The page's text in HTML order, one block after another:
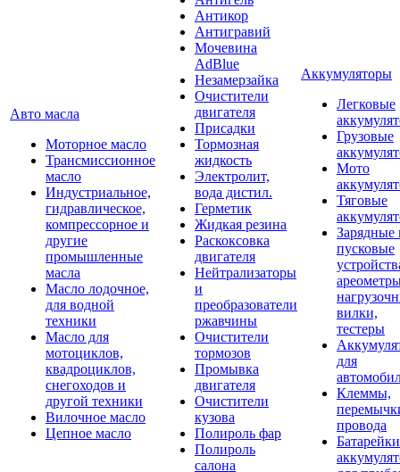
Авто масла
Моторное масло
Трансмиссионное
масло
Индустриальное,
гидравлическое,
компрессорное и
другие
промышленные
масла
Масло лодочное,
для водной
техники
Масло для
мотоциклов,
квадроциклов,
снегоходов и
другой техники
Вилочное масло
Цепное масло
Антикор
Антигравий
Мочевина
AdBlue
Незамерзайка
Очистители
двигателя
Присадки
Тормозная
жидкость
Электролит,
вода дистил.
Герметик
Жидкая резина
Раскоксовка
двигателя
Нейтрализаторы
и
преобразователи
ржавчины
Очистители
тормозов
Промывка
двигателя
Очистители
кузова
Полироль фар
Полироль
салона
Аккумуляторы
Легковые
Грузовые
Мото
Тяговые
Зарядные
пусковые
вилки,
тестеры
для
Клеммы,
провода